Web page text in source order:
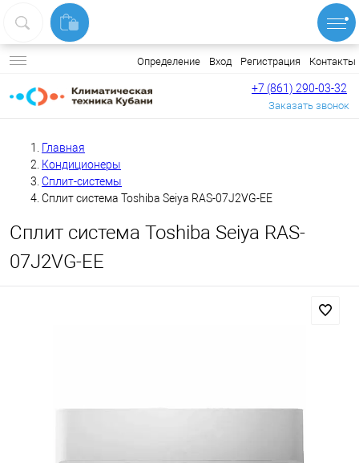
Определение Вход Регистрация Контакты
+7 (861) 290-03-32
Заказать звонок
Главная
Кондиционеры
Сплит-системы
Сплит система Toshiba Seiya RAS-07J2VG-EE
Сплит система Toshiba Seiya RAS-
07J2VG-EE